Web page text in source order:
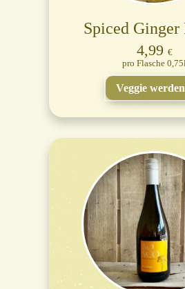
Spiced Ginger
4,99 €
Flasche 0,75l
Veggie werden